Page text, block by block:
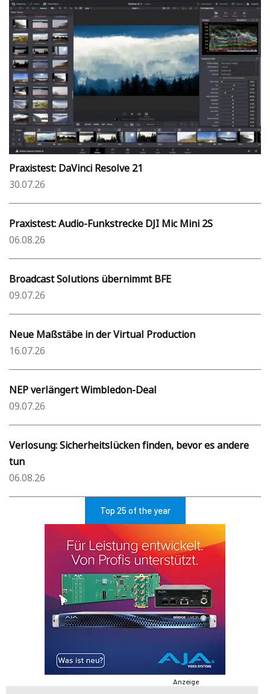
Praxistest: DaVinci Resolve 21
30.07.26
Praxistest: Audio-Funkstrecke DJI Mic Mini 2S
06.08.26
Broadcast Solutions übernimmt BFE
09.07.26
Neue Maßstäbe in der Virtual Production
16.07.26
NEP verlängert Wimbledon-Deal
09.07.26
Verlosung: Sicherheitslücken finden, bevor es andere
tun
06.08.26
Top 25 of the year
Anzeige